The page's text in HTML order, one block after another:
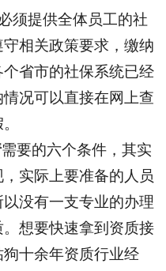
须提供全体员工的社
相关政策要求，缴纳
省市的社保系统已经
况可以直接在网上查
需要的六个条件，其实
实际上要准备的人员
没有一支专业的办理
想要快速拿到资质接
十余年资质行业经